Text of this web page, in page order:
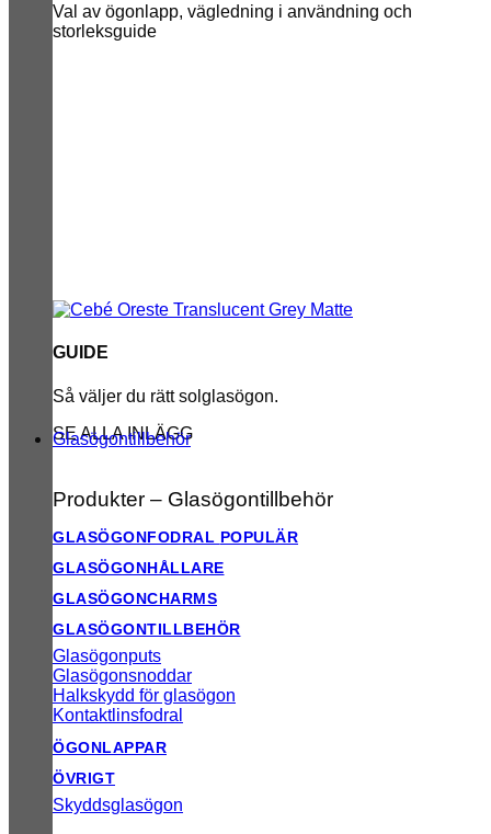
Val av ögonlapp, vägledning i användning och
storleksguide
GUIDE
Så väljer du rätt solglasögon.
SE ALLA INLÄGG
Glasögontillbehör
Produkter – Glasögontillbehör
GLASÖGONFODRAL
GLASÖGONHÅLLARE
GLASÖGONCHARMS
GLASÖGONTILLBEHÖR
Glasögonputs
Glasögonsnoddar
Halkskydd för glasögon
Kontaktlinsfodral
ÖGONLAPPAR
ÖVRIGT
Skyddsglasögon